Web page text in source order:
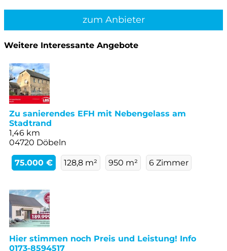
zum Anbieter
Weitere Interessante Angebote
Zu sanierendes EFH mit Nebengelass am
Stadtrand
1,46 km
04720 Döbeln
75.000 € 128,8 m² 950 m² 6 Zimmer
Hier stimmen noch Preis und Leistung! Info
0173-8594517